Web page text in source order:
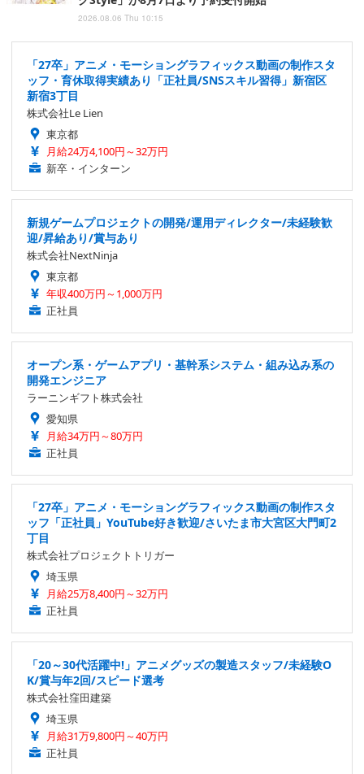
2026.08.06 Thu 10:15
「27卒」アニメ・モーショングラフィックス動画の制作スタ
ッフ・育休取得実績あり「正社員/SNSスキル習得」新宿区
新宿3丁目
株式会社Le Lien
東京都
月給24万4,100円～32万円
新卒・インターン
新規ゲームプロジェクトの開発/運用ディレクター/未経験歓
迎/昇給あり/賞与あり
株式会社NextNinja
東京都
年収400万円～1,000万円
正社員
オープン系・ゲームアプリ・基幹系システム・組み込み系の
開発エンジニア
ラーニンギフト株式会社
愛知県
月給34万円～80万円
正社員
「27卒」アニメ・モーショングラフィックス動画の制作スタ
ッフ「正社員」YouTube好き歓迎/さいたま市大宮区大門町2
丁目
株式会社プロジェクトトリガー
埼玉県
月給25万8,400円～32万円
正社員
「20～30代活躍中!」アニメグッズの製造スタッフ/未経験O
K/賞与年2回/スピード選考
株式会社窪田建築
埼玉県
月給31万9,800円～40万円
正社員